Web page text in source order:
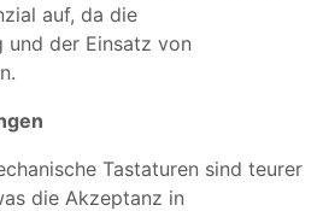
auf, da die
und der Einsatz von
Tastaturen sind teurer
die Akzeptanz in